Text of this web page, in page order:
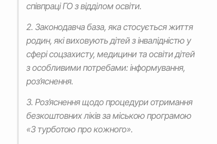
співпраці ГО з відділом освіти.
2. Законодавча база, яка стосується життя
родин, які виховують дітей з інвалідністю у
сфері соцзахисту, медицини та освіти дітей
з особливими потребами: інформування,
роз’яснення.
3. Роз’яснення щодо процедури отримання
безкоштовних ліків за міською програмою
«З турботою про кожного».